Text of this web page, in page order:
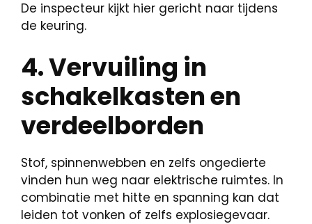
De inspecteur kijkt hier gericht naar tijdens
de keuring.
4. Vervuiling in
schakelkasten en
verdeelborden
Stof, spinnenwebben en zelfs ongedierte
vinden hun weg naar elektrische ruimtes. In
combinatie met hitte en spanning kan dat
leiden tot vonken of zelfs explosiegevaar.